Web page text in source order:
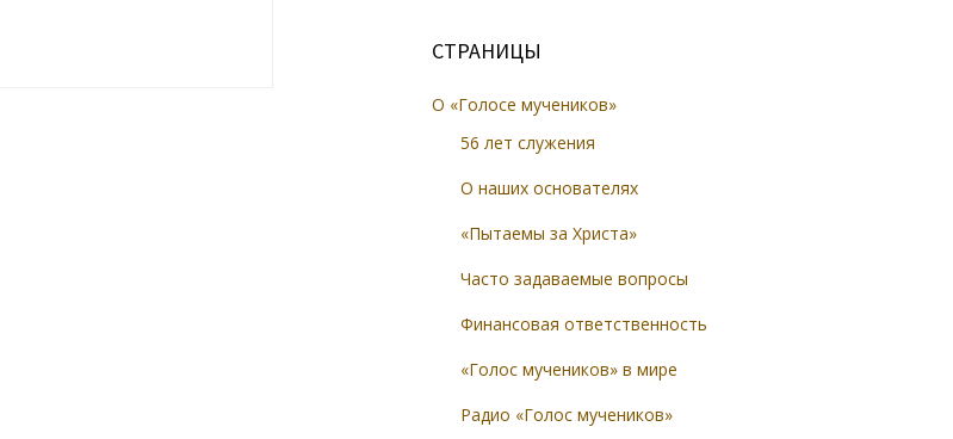
СТРАНИЦЫ
О «Голосе мучеников»
56 лет служения
О наших основателях
«Пытаемы за Христа»
Часто задаваемые вопросы
Финансовая ответственность
«Голос мучеников» в мире
Радио «Голос мучеников»